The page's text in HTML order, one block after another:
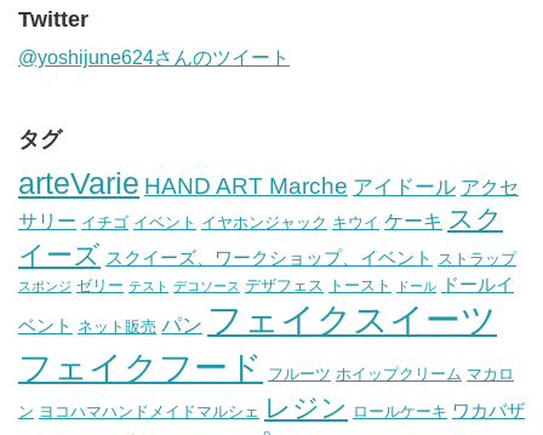
Twitter
@yoshijune624さんのツイート
タグ
arteVarie HAND ART Marche アイドール アクセ
サリー イチゴ イベント イヤホンジャック キウイ ケーキ スク
イーズ スクイーズ、ワークショップ、イベント ストラップ
スポンジ ゼリー テスト デコソース デザフェス トースト ドール ドールイ
ベント ネット販売 パン フェイクスイーツ
フェイクフード フルーツ ホイップクリーム マカロ
ン ヨコハマハンドメイドマルシェ レジン ロールケーキ ワカバザ